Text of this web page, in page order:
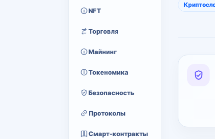
NFT
Торговля
Майнинг
Токеномика
Безопасность
Протоколы
Смарт-контракты